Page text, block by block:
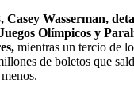
Casey Wasserman,
Olímpicos y
mientras un tercio de
de boletos que